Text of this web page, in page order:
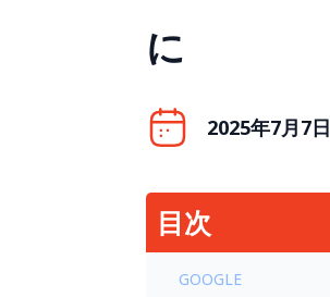
に
2025年7月7日
目次
GOOGLE